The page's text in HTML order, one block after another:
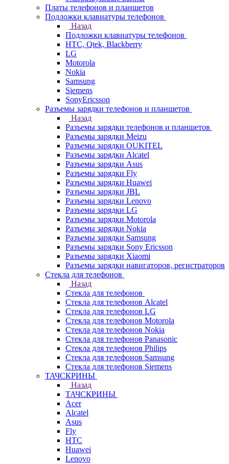
Платы телефонов и планшетов
Подложки клавиатуры телефонов
Назад
Подложки клавиатуры телефонов
HTC, Qtek, Blackberry
LG
Motorola
Nokia
Samsung
Siemens
SonyEricsson
Разъемы зарядки телефонов и планшетов
Назад
Разъемы зарядки телефонов и планшетов
Разъемы зарядки Meizu
Разъемы зарядки OUKITEL
Разъемы зарядки Alcatel
Разъемы зарядки Asus
Разъемы зарядки Fly
Разъемы зарядки Huawei
Разъемы зарядки JBL
Разъемы зарядки Lenovo
Разъемы зарядки LG
Разъемы зарядки Motorola
Разъемы зарядки Nokia
Разъемы зарядки Samsung
Разъемы зарядки Sony Ericsson
Разъемы зарядки Xiaomi
Разъемы зарядки навигаторов, регистраторов
Стекла для телефонов
Назад
Стекла для телефонов
Стекла для телефонов Alcatel
Стекла для телефонов LG
Стекла для телефонов Motorola
Стекла для телефонов Nokia
Стекла для телефонов Panasonic
Стекла для телефонов Philips
Стекла для телефонов Samsung
Стекла для телефонов Siemens
ТАЧСКРИНЫ
Назад
ТАЧСКРИНЫ
Acer
Alcatel
Asus
Fly
HTC
Huawei
Lenovo